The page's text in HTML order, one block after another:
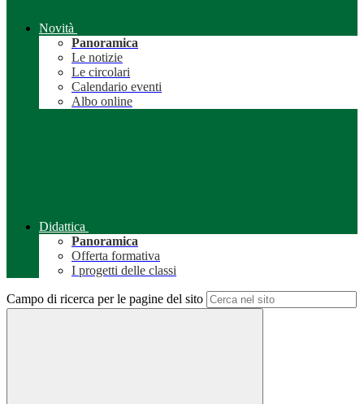
Novità
Panoramica
Le notizie
Le circolari
Calendario eventi
Albo online
Didattica
Panoramica
Offerta formativa
I progetti delle classi
Campo di ricerca per le pagine del sito